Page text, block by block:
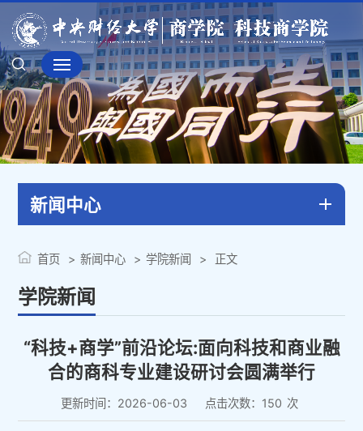
新闻中心
学院新闻
首页 新闻中心 学院新闻 正文
“科技+商学”前沿论坛:面向科技和商业融
合的商科专业建设研讨会圆满举行
更新时间：2026-06-03 点击次数： 150 次